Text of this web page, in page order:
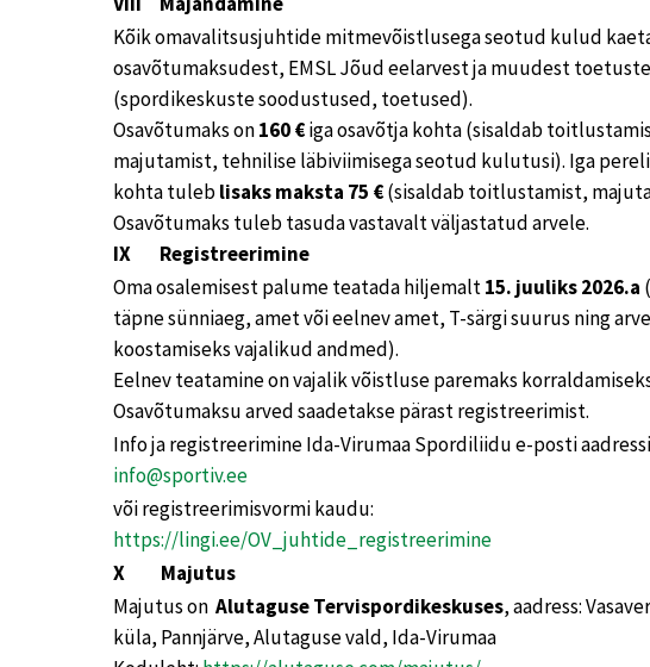
Kõik omavalitsusjuhtide mitmevõistlusega seotud kulud
osavõtumaksudest, EMSL Jõud eelarvest ja muudest
(spordikeskuste soodustused, toetused).
Osavõtumaks on160 €iga osavõtja kohta (sisaldab
majutamist, tehnilise läbiviimisega seotud kulutusi). Iga
kohta tuleblisaks maksta 75 €(sisaldab toitlustamist,
Osavõtumaks tuleb tasuda vastavalt väljastatud arvele.
IX Registreerimine
Oma osalemisest palume teatada hiljemalt15. juuliks 2026.a
täpne sünniaeg, amet või eelnev amet, T-särgi suurus ning arve
koostamiseks vajalikud andmed).
Eelnev teatamine on vajalik võistluse paremaks
Osavõtumaksu arved saadetakse pärast registreerimist.
Info ja registreerimine Ida-Virumaa Spordiliidu e-posti
info@sportiv.ee
või registreerimisvormi kaudu:
https://lingi.ee/OV_juhtide_registreerimine
X Majutus
Majutus on Alutaguse Tervispordikeskuses, aadress:
küla, Pannjärve, Alutaguse vald, Ida-Virumaa